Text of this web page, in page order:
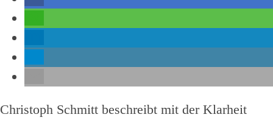
Christoph Schmitt beschreibt mit der Klarheit